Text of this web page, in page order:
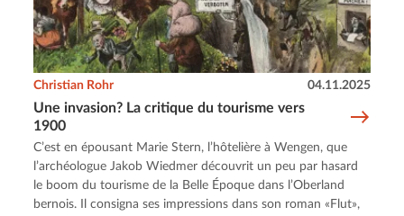
Une invasion? La critique du tourisme vers
1900
Christian Rohr 04.11.2025
C’est en épousant Marie Stern, l’hôtelière à Wengen, que
l’archéologue Jakob Wiedmer découvrit un peu par hasard
le boom du tourisme de la Belle Époque dans l’Oberland
bernois. Il consigna ses impressions dans son roman «Flut»,